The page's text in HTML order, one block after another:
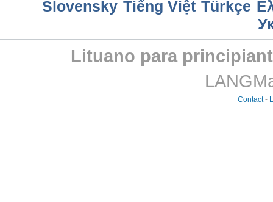
Slovensky Tiếng Việt Türkçe
Lituano para
Contact-